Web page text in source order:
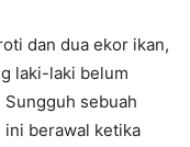
dan dua ekor ikan,
laki-laki belum
sebuah
ini berawal ketika